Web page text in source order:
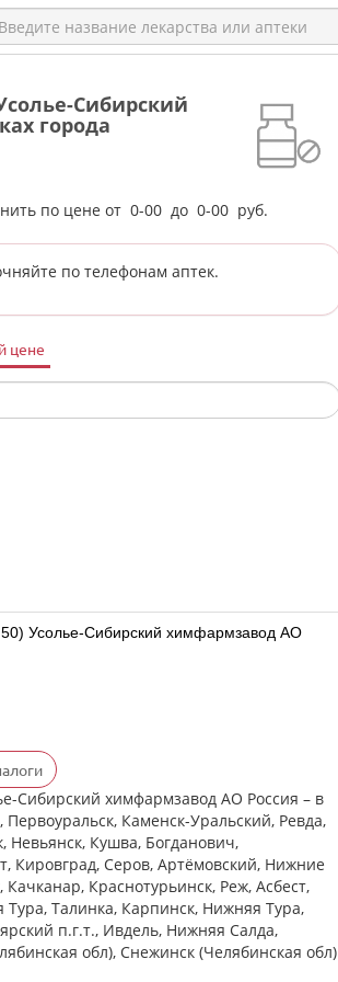
Сибирский
города
по цене от 0-00 до 0-00 руб.
по телефонам аптек.
цене
Усолье-Сибирский химфармзавод АО
Усолье-Сибирский химфармзавод АО
банка ПЭ) Фармацевтический завод
Сибирский химфармзавод АО Россия – в
Каменск-Уральский, Ревда,
Невьянск, Кушва, Богданович,
Кировград, Серов, Артёмовский, Нижние
Краснотурьинск, Реж, Асбест,
Талинка, Карпинск, Нижняя Тура,
п.г.т., Ивдель, Нижняя Салда,
обл), Снежинск (Челябинская обл)